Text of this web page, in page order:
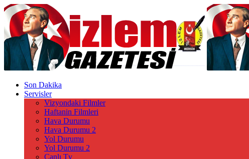
Son Dakika
Servisler
Vizyondaki Filmler
Haftanin Filmleri
Hava Durumu
Hava Durumu 2
Yol Durumu
Yol Durumu 2
Canlı Tv